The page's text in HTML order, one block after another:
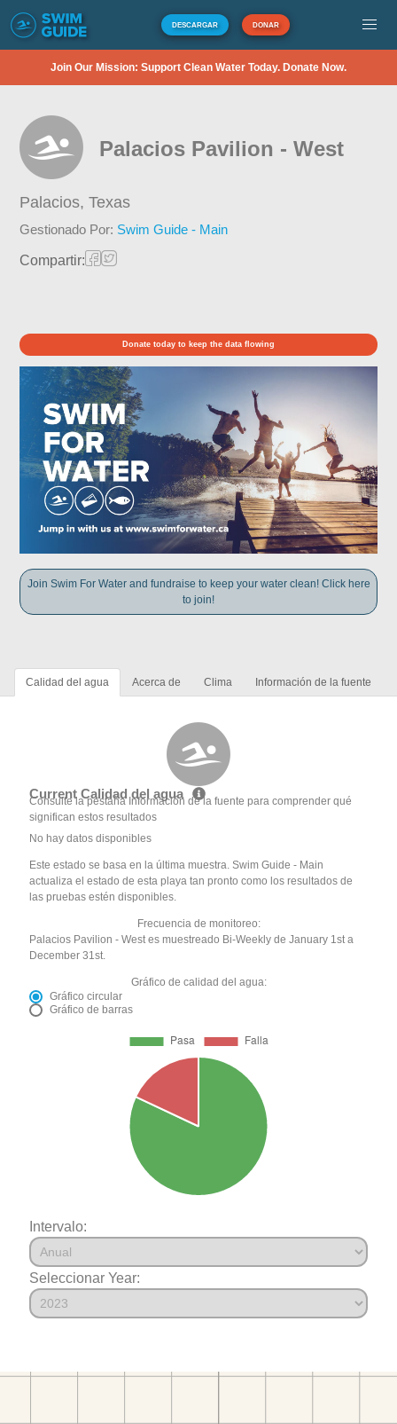
DESCARGAR DONAR
Join Our Mission: Support Clean Water Today. Donate Now.
Palacios Pavilion - West
Palacios,Texas
Gestionado Por: Swim Guide - Main
Compartir:
Donate today to keep the data flowing
Join Swim For Water and fundraise to keep your water clean! Click here
to join!
Calidad del agua Acerca de Clima Información de la fuente
Current Calidad del agua
Consulte la pestaña Información de la fuente para comprender qué
significan estos resultados
No hay datos disponibles
Este estado se basa en la última muestra. Swim Guide - Main
actualiza el estado de esta playa tan pronto como los resultados de
las pruebas estén disponibles.
Frecuencia de monitoreo:
Palacios Pavilion - West es muestreado Bi-Weekly de January 1st a
December 31st.
Gráfico de calidad del agua:
Gráfico circular
Gráfico de barras
Intervalo:
Seleccionar Year: